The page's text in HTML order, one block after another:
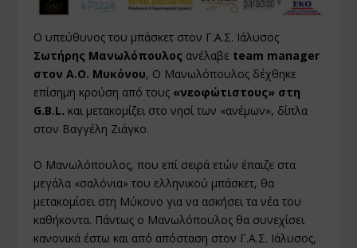
Ο υπεύθυνος του μπάσκετ στον Γ.Α.Σ. Ιάλυσος
Σωτήρης Μανωλόπουλος ανέλαβε team manager
στον Α.Ο. Μυκόνου, Ο Μανωλόπουλος δέχθηκε
επίσημη κρούση από τους «νεοφώτιστους» στη
G.B.L. και μετακομίζει στο νησί των «ανέμων», δίπλα
στον Βαγγέλη Ζιάγκο.
Ο Μανωλόπουλος, που επί σειρά ετών έπαιζε στα
μεγάλα «σαλόνια» του ελληνικού μπάσκετ, θα
μετακομίσει στη Μύκονο για να ασκήσει τα νέα του
καθήκοντα. Πάντως ο Μανωλόπουλος θα συνεχίσει
κανονικά έστω και από απόσταση στον Γ.Α.Σ. Ιάλυσος,